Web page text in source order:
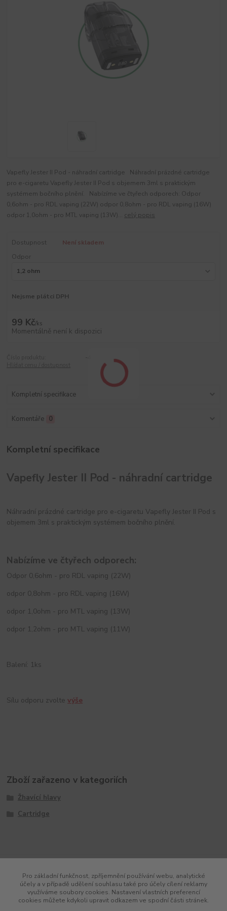
Vapefly Jester II Pod - náhradní cartridge Náhradní prázdné cartridge
pro e-cigaretu Vapefly Jester II Pod s objemem 3ml s praktickým
systémem bočního plnění. Nabízíme ve čtyřech odporech: Odpor
0,6ohm - pro RDL vaping (22W) odpor 0,8ohm - pro RDL vaping (16W)
odpor 1,0ohm - pro MTL vaping (13W)... celý popis
Dostupnost
Není skladem
Odpor
Nejsme plátci DPH
99 Kč/ks
Momentálně není k dispozici
Kompletní specifikace
Komentáře 0
Kompletní specifikace
Vapefly Jester II Pod - náhradní cartridge
Náhradní prázdné cartridge pro e-cigaretu Vapefly Jester II Pod s
objemem 3ml s praktickým systémem bočního plnění.
Nabízíme ve čtyřech odporech:
Odpor 0,6ohm - pro RDL vaping (22W)
odpor 0,8ohm - pro RDL vaping (16W)
odpor 1,0ohm - pro MTL vaping (13W)
odpor 1,2ohm - pro MTL vaping (11W)
Balení: 1ks
Sílu odporu zvoltevýše
Zboží zařazeno v kategoriích
Žhavící hlavy
Cartridge
Pro základní funkčnost, zpříjemnění používání webu, analytické
účely a v případě udělení souhlasu také pro účely cílení reklamy
využíváme soubory cookies. Nastavení vlastních preferencí
cookies můžete kdykoli upravit odkazem ve spodní části stránek.